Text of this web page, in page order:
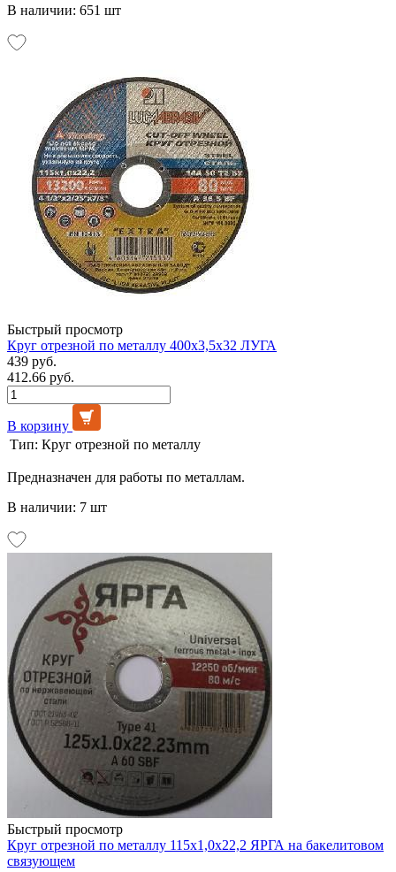
В наличии: 651 шт
Быстрый просмотр
Круг отрезной по металлу 400х3,5х32 ЛУГА
439 руб.
412.66 руб.
В корзину
Тип: Круг отрезной по металлу
Предназначен для работы по металлам.
В наличии: 7 шт
Быстрый просмотр
Круг отрезной по металлу 115х1,0х22,2 ЯРГА на бакелитовом
связующем